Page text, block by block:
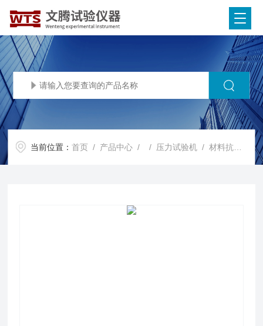
当前位置：首页 / 产品中心 / / 压力试验机 / 材料抗压缩强度试验机